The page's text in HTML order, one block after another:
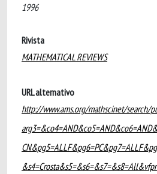
1996
Rivista
MATHEMATICAL REVIEWS
URL alternativo
http://www.ams.org/mathscinet/search/